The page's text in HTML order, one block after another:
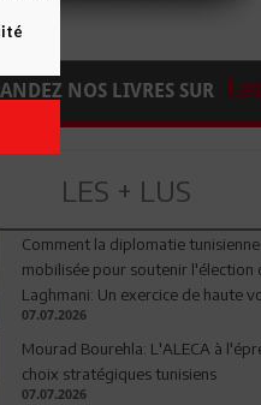
NOS LIVRES SUR
LES + LUS
Comment la diplomatie
mobilisée pour soutenir l'élection
Laghmani: Un exercice de haute
07.07.2026
Mourad Bourehla: L'ALECA à
choix stratégiques tunisiens
07.07.2026